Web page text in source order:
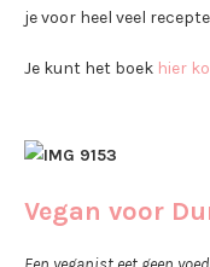
je voor heel veel
Je kunt het boek hier
Vegan voor